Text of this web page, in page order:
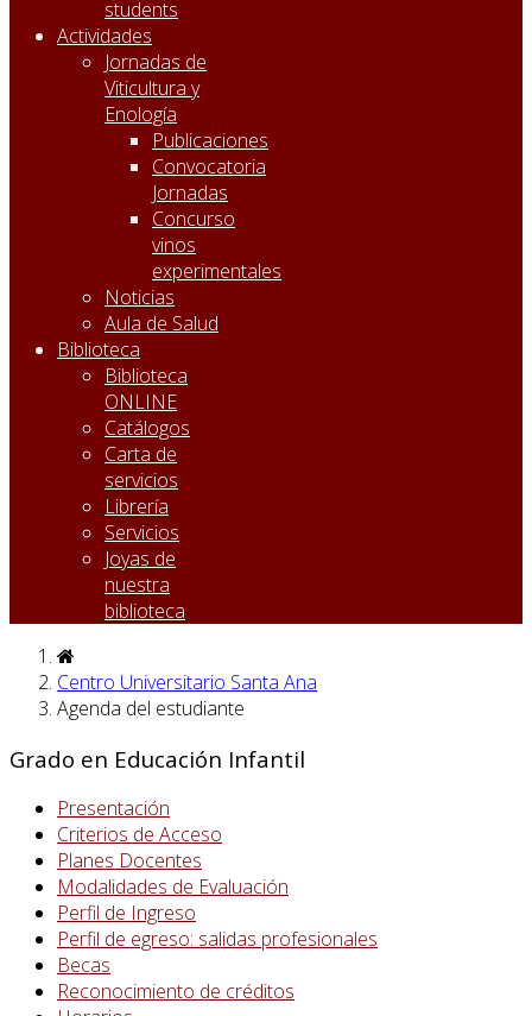
students
Actividades
Jornadas de
Viticultura y
Enología
Publicaciones
Convocatoria
Jornadas
Concurso
vinos
experimentales
Noticias
Aula de Salud
Biblioteca
Biblioteca
ONLINE
Catálogos
Carta de
servicios
Librería
Servicios
Joyas de
nuestra
biblioteca
Centro Universitario Santa Ana
Agenda del estudiante
Grado en Educación Infantil
Presentación
Criterios de Acceso
Planes Docentes
Modalidades de Evaluación
Perfil de Ingreso
Perfil de egreso: salidas profesionales
Becas
Reconocimiento de créditos